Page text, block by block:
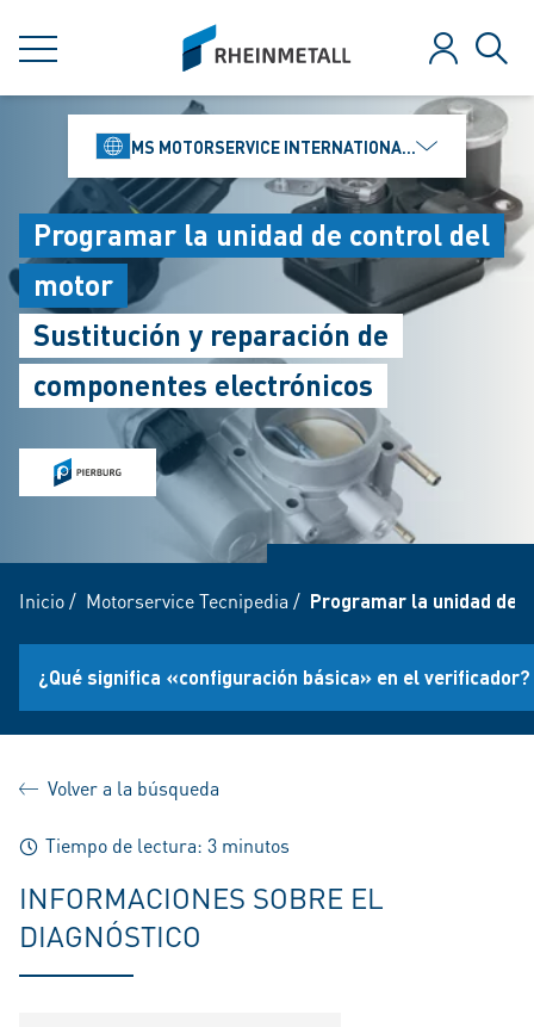
MENÚ
siteLogo
Iniciar
MS MOTORSERVICE INTERNATIONAL GMBH
Programar la unidad de control del
motor
Sustitución y reparación de
componentes electrónicos
Inicio/ Motorservice Tecnipedia / Programar la unidad de
¿Qué significa «configuración básica» en el verificador?
Volver a la búsqueda
Tiempo de lectura: 3 minutos
INFORMACIONES SOBRE EL
DIAGNÓSTICO